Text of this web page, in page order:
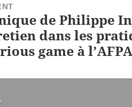
:
de Philippe
dans les
game à